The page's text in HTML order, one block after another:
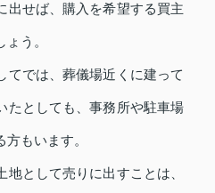
出せば、購入を希望する買主
う。
てでは、葬儀場近くに建って
たとしても、事務所や駐車場
もいます。
として売りに出すことは、